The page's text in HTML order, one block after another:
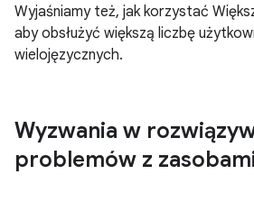
Wyjaśniamy też, jak korzystać
aby obsłużyć większą liczbę
wielojęzycznych.
Wyzwania w
problemów z